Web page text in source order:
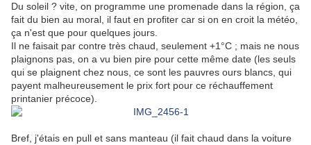
Du soleil ? vite, on programme une promenade dans la région, ça
fait du bien au moral, il faut en profiter car si on en croit la météo,
ça n'est que pour quelques jours.
Il ne faisait par contre très chaud, seulement +1°C ; mais ne nous
plaignons pas, on a vu bien pire pour cette même date (les seuls
qui se plaignent chez nous, ce sont les pauvres ours blancs, qui
payent malheureusement le prix fort pour ce réchauffement
printanier précoce).
Bref, j'étais en pull et sans manteau (il fait chaud dans la voiture